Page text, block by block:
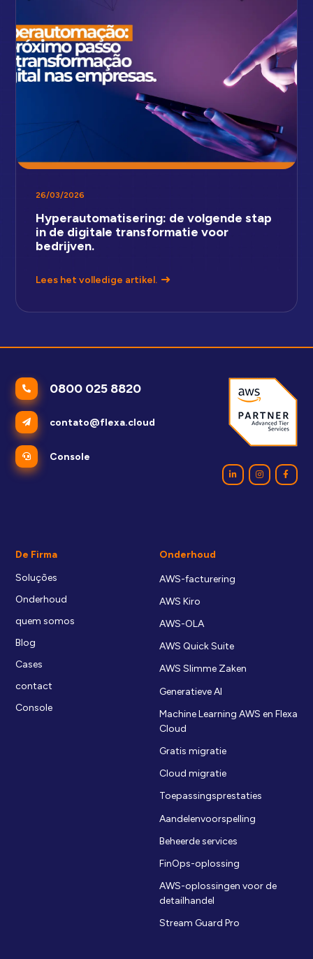
26/03/2026
Hyperautomatisering: de volgende stap
in de digitale transformatie voor
bedrijven.
Lees het volledige artikel.
0800 025 8820
contato@flexa.cloud
Console
De Firma
Soluções
Onderhoud
quem somos
Blog
Cases
contact
Console
Onderhoud
AWS-facturering
AWS Kiro
AWS-OLA
AWS Quick Suite
AWS Slimme Zaken
Generatieve AI
Machine Learning AWS en Flexa
Cloud
Gratis migratie
Cloud migratie
Toepassingsprestaties
Aandelenvoorspelling
Beheerde services
FinOps-oplossing
AWS-oplossingen voor de
detailhandel
Stream Guard Pro